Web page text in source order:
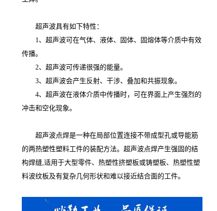
超声波具有如下特性：
1、超声波可在气体、液体、固体、固熔体等介质中有效
传播。
2、超声波可传递很强的能量。
3、超声波会产生反射、干涉、叠加和共振现象。
4、超声波在液体介质中传播时，可在界面上产生强烈的
冲击和空化现象。
超声波点焊是一种在局部位置连接不带成型孔或导能筋
的两热塑性塑料工件的装配方法。超声波点焊产生强固的结
构焊缝,适用于大型零件、热塑性挤塑板或铸塑板、热塑性塑
料波纹板及有复杂几何形状和难以接近结合面的工件。